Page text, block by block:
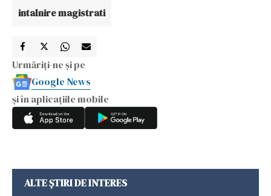
intalnire magistrati
Urmăriți-ne și pe
Google News
și în aplicațiile mobile
ALTE ȘTIRI DE INTERES